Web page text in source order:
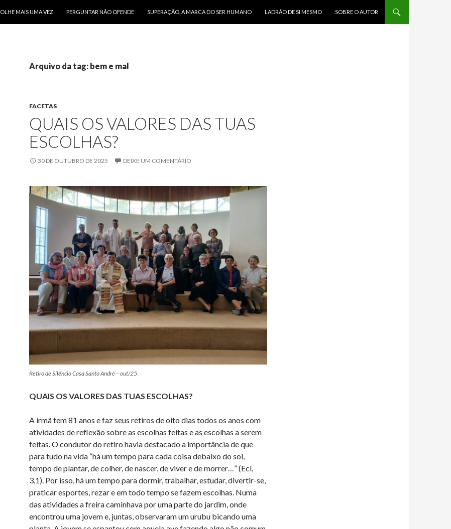
OLHE MAIS UMA VEZ PERGUNTAR NÃO OFENDE SUPERAÇÃO, A MARCA DO SER HUMANO LADRÃO DE SI MESMO SOBRE O AUTOR
Arquivo da tag: bem e mal
FACETAS
QUAIS OS VALORES DAS TUAS
ESCOLHAS?
30 DE OUTUBRO DE 2025 DEIXE UM COMENTÁRIO
Retiro de Silêncio Casa Santo André – out/25
QUAIS OS VALORES DAS TUAS ESCOLHAS?
A irmã tem 81 anos e faz seus retiros de oito dias todos os anos com
atividades de reflexão sobre as escolhas feitas e as escolhas a serem
feitas. O condutor do retiro havia destacado a importância de que
para tudo na vida “há um tempo para cada coisa debaixo do sol,
tempo de plantar, de colher, de nascer, de viver e de morrer…” (Ecl,
3,1). Por isso, há um tempo para dormir, trabalhar, estudar, divertir-se,
praticar esportes, rezar e em todo tempo se fazem escolhas. Numa
das atividades a freira caminhava por uma parte do jardim, onde
encontrou uma jovem e, juntas, observaram um urubu bicando uma